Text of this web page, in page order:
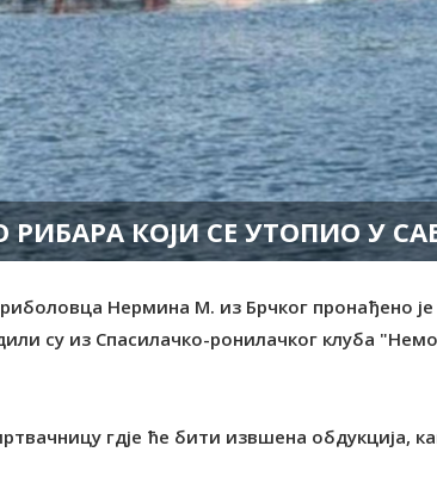
РИБАРА КОЈИ СЕ УTОПИО У
Нермина М. из Брчког пронађено
су из Спасилачко-ронилачког клуба
гдје ће бити извшена обдукција,